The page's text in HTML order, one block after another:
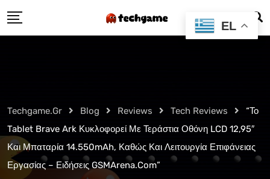
to
Techgame.gr Blog Reviews Tech Reviews
“Το
Tablet Brave Ark Κυκλοφορεί Με Τεράστια Οθόνη LCD 12,95″
Και Μπαταρία 14.550mAh, Καθώς Και Λειτουργία Επιφάνειας
Εργασίας – Ειδήσεις GSMArena.com”
EL